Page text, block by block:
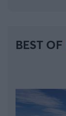
BEST OF